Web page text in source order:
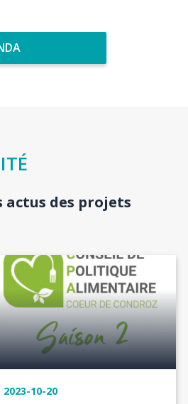
actus des projets
2023-10-20